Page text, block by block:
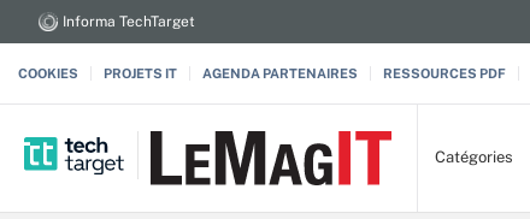
Informa TechTarget
COOKIES PROJETS IT AGENDA PARTENAIRES RESSOURCES PDF
Catégories